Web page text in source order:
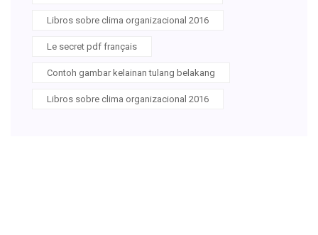
Libros sobre clima organizacional 2016
Le secret pdf français
Contoh gambar kelainan tulang belakang
Libros sobre clima organizacional 2016